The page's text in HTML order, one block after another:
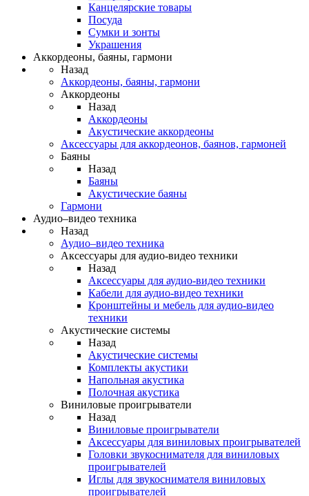
Канцелярские товары
Посуда
Сумки и зонты
Украшения
Аккордеоны, баяны, гармони
Назад
Аккордеоны, баяны, гармони
Аккордеоны
Назад
Аккордеоны
Акустические аккордеоны
Аксессуары для аккордеонов, баянов, гармоней
Баяны
Назад
Баяны
Акустические баяны
Гармони
Аудио–видео техника
Назад
Аудио–видео техника
Аксессуары для аудио-видео техники
Назад
Аксессуары для аудио-видео техники
Кабели для аудио-видео техники
Кронштейны и мебель для аудио-видео
техники
Акустические системы
Назад
Акустические системы
Комплекты акустики
Напольная акустика
Полочная акустика
Виниловые проигрыватели
Назад
Виниловые проигрыватели
Аксессуары для виниловых проигрывателей
Головки звукоснимателя для виниловых
проигрывателей
Иглы для звукоснимателя виниловых
проигрывателей